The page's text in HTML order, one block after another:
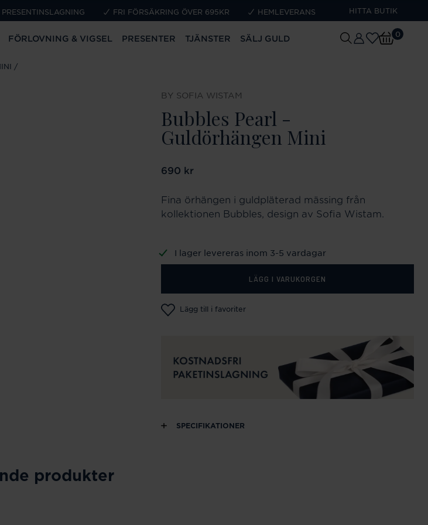
FRI FÖRSÄKRING ÖVER 695KR HEMLEVERANS HITTA BUTIK
FÖRLOVNING & VIGSEL PRESENTER TJÄNSTER SÄLJ GULD 0
BY SOFIA WISTAM
Bubbles Pearl -
Guldörhängen Mini
Pris:690 kr
690 kr
Fina örhängen i guldpläterad mässing från
kollektionen Bubbles, design av Sofia Wistam.
I lager levereras inom 3-5 vardagar
LÄGG I VARUKORGEN
Lägg till i favoriter
SPECIFIKATIONER
produkter